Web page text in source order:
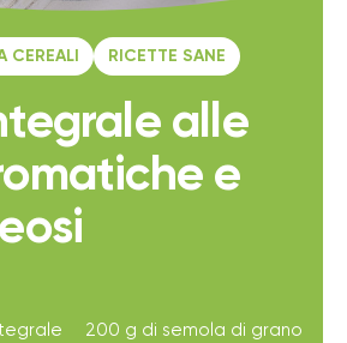
CEREALI RICETTE SANE
alle
e
200 g di semola di grano